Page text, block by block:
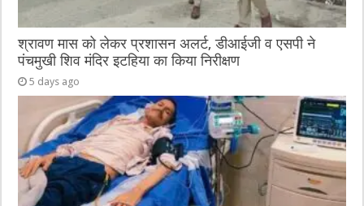
श्रावण मास को लेकर प्रशासन अलर्ट, डीआईजी व एसपी ने
पंचमुखी शिव मंदिर इटहिया का किया निरीक्षण
5 days ago